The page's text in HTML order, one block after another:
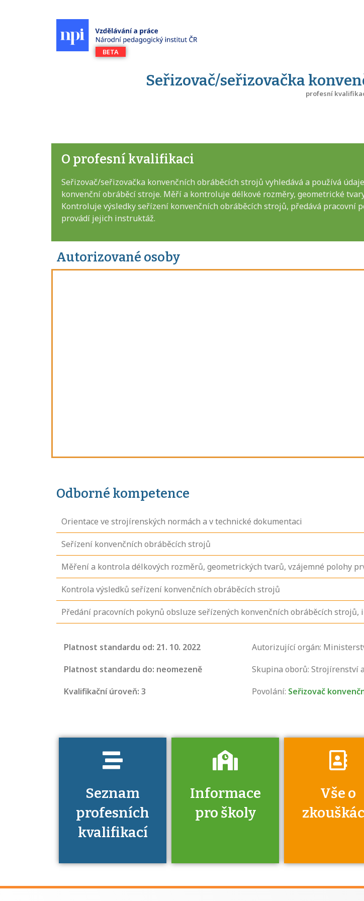
Seřizovač/seřizovačka
profesní
O profesní kvalifikaci
Seřizovač/seřizovačka konvenčních obráběcích strojů vyhledává a používá
konvenční obráběcí stroje. Měří a kontroluje délkové rozměry, geometrické
Kontroluje výsledky seřízení konvenčních obráběcích strojů, předává pracovní
provádí jejich instruktáž.
Autorizované osoby
Odborné kompetence
Orientace ve strojírenských normách a v technické dokumentaci
Seřízení konvenčních obráběcích strojů
Měření a kontrola délkových rozměrů, geometrických tvarů, vzájemné polohy
Kontrola výsledků seřízení konvenčních obráběcích strojů
Předání pracovních pokynů obsluze seřízených konvenčních obráběcích
Platnost standardu od: 21. 10. 2022
Platnost standardu do: neomezeně
Kvalifikační úroveň: 3
Autorizující orgán:
Skupina oborů: Strojírenství
Povolání: Seřizovač
Seznam
profesních
kvalifikací
seznam
kvalifikací. Víte,
musíte pro danou
Informace
pro školy
Víte, že jako škola
Vše o
Zjistěte, jak
zkoušce a kde
o tom, kdo